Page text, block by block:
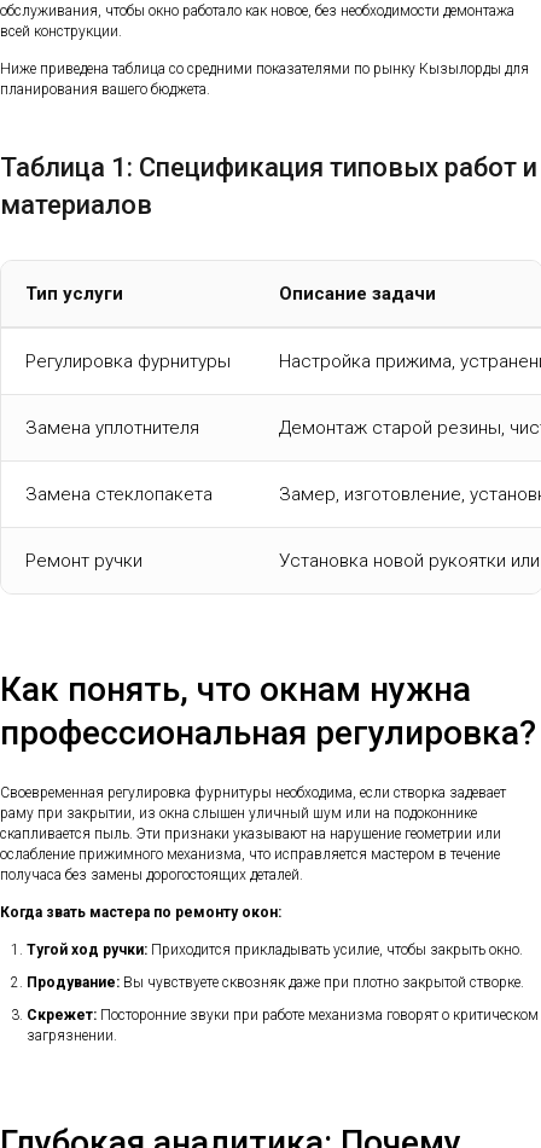
обслуживания, чтобы окно работало как новое, без необходимости демонтажа
всей конструкции.
Ниже приведена таблица со средними показателями по рынку Кызылорды для
планирования вашего бюджета.
Таблица 1: Спецификация типовых работ и
материалов
Тип услуги Описание задачи
Регулировка фурнитуры Настройка прижима,
Замена уплотнителя Демонтаж старой резины,
Замена стеклопакета Замер, изготовление,
Ремонт ручки Установка новой рукоятки
Как понять, что окнам нужна
профессиональная регулировка?
Своевременная регулировка фурнитуры необходима, если створка задевает
раму при закрытии, из окна слышен уличный шум или на подоконнике
скапливается пыль. Эти признаки указывают на нарушение геометрии или
ослабление прижимного механизма, что исправляется мастером в течение
получаса без замены дорогостоящих деталей.
Когда звать мастера по ремонту окон:
Тугой ход ручки: Приходится прикладывать усилие, чтобы закрыть окно.
Продувание: Вы чувствуете сквозняк даже при плотно закрытой створке.
Скрежет: Посторонние звуки при работе механизма говорят о критическом
загрязнении.